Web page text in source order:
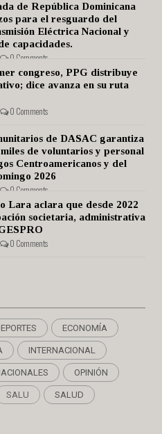
de República Dominicana
para el resguardo del
Eléctrica Nacional y
capacidades.
0 Comments
congreso, PPG distribuye
dice avanza en su ruta
0 Comments
de DASAC garantiza
de voluntarios y personal
Centroamericanos y del
2026
0 Comments
Lara aclara que desde 2022
societaria, administrativa
0 Comments
ECONOMÍA
INTERNACIONAL
OPINIÓN
SALU SALUD